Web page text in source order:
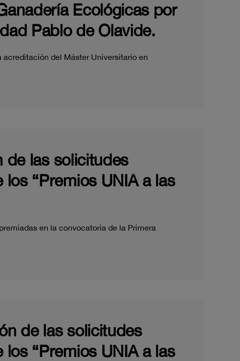
Ecológicas por
Pablo de Olavide.
del Máster Universitario en
de las solicitudes
“Premios UNIA a las
en la convocatoria de la Primera
de las solicitudes
“Premios UNIA a las